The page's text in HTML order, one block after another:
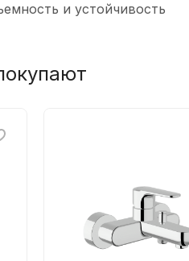
и устойчивость